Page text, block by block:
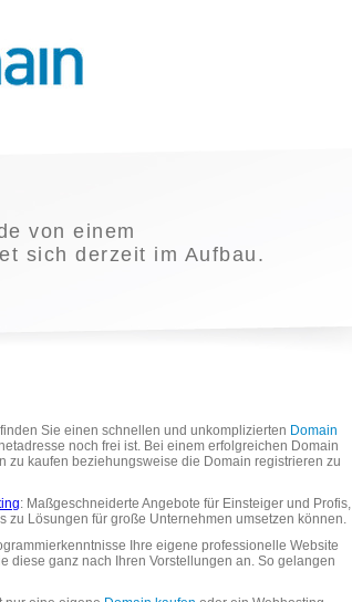
von einem
sich derzeit im Aufbau.
Sie einen schnellen und unkomplizierten Domain
noch frei ist. Bei einem erfolgreichen Domain
kaufen beziehungsweise die Domain registrieren zu
: Maßgeschneiderte Angebote für Einsteiger und Profis,
Lösungen für große Unternehmen umsetzen können.
Ihre eigene professionelle Website
diese ganz nach Ihren Vorstellungen an. So gelangen